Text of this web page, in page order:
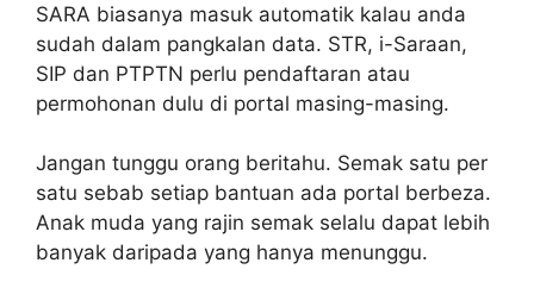
SARA biasanya masuk automatik kalau anda
sudah dalam pangkalan data. STR, i-Saraan,
SIP dan PTPTN perlu pendaftaran atau
permohonan dulu di portal masing-masing.
Jangan tunggu orang beritahu. Semak satu per
satu sebab setiap bantuan ada portal berbeza.
Anak muda yang rajin semak selalu dapat lebih
banyak daripada yang hanya menunggu.